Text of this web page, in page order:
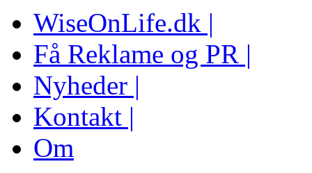
WiseOnLife.dk |
Få Reklame og PR |
Nyheder |
Kontakt |
Om